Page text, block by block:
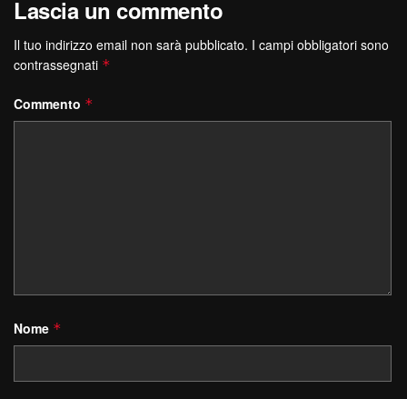
Lascia un commento
Il tuo indirizzo email non sarà pubblicato. I campi obbligatori sono
contrassegnati *
Commento *
Nome *